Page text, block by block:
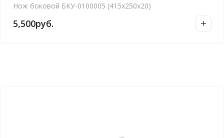
Нож боковой БКУ-0100005 (415х250х20)
5,500руб.